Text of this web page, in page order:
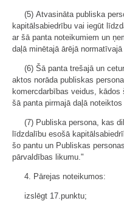
(5) Atvasināta publiska
kapitālsabiedrību vai iegūt
ar šā panta noteikumiem un
daļā minētajā ārējā normatīvajā
(6) Šā panta trešajā un
aktos norāda publiskas
komercdarbības veidus,
šā panta pirmajā daļā noteiktos
(7) Publiska persona, kas
līdzdalību esošā
šo pantu un Publiskas
pārvaldības likumu."
4. Pārejas noteikumos:
izslēgt 17.punktu;